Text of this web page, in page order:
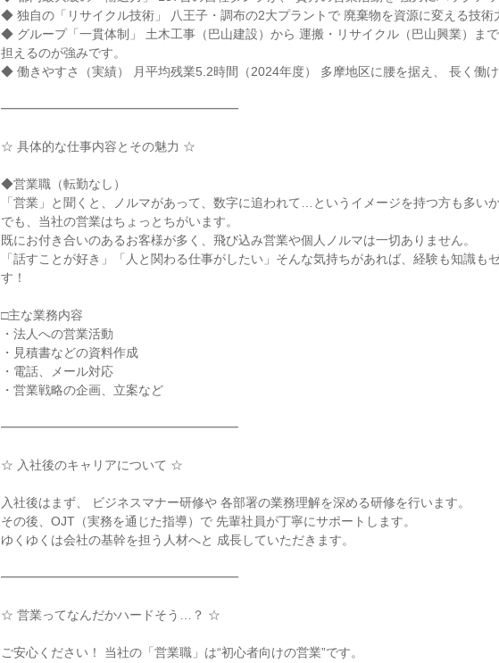
◆ 独自の「リサイクル技術」 八王子・調布の2大プラントで 廃棄物を資源に変える技術
◆ グループ「一貫体制」 土木工事（巴山建設）から 運搬・リサイクル（巴山興業）ま
担えるのが強みです。
◆ 働きやすさ（実績） 月平均残業5.2時間（2024年度） 多摩地区に腰を据え、 長く働
━━━━━━━━━━━━━━━━━━━
☆ 具体的な仕事内容とその魅力 ☆
◆営業職（転勤なし）
「営業」と聞くと、ノルマがあって、数字に追われて…というイメージを持つ方も多い
でも、当社の営業はちょっとちがいます。
既にお付き合いのあるお客様が多く、飛び込み営業や個人ノルマは一切ありません。
「話すことが好き」「人と関わる仕事がしたい」そんな気持ちがあれば、経験も知識も
す！
□主な業務内容
・法人への営業活動
・見積書などの資料作成
・電話、メール対応
・営業戦略の企画、立案など
━━━━━━━━━━━━━━━━━━━
☆ 入社後のキャリアについて ☆
入社後はまず、 ビジネスマナー研修や 各部署の業務理解を深める研修を行います。
その後、OJT（実務を通じた指導）で 先輩社員が丁寧にサポートします。
ゆくゆくは会社の基幹を担う人材へと 成長していただきます。
━━━━━━━━━━━━━━━━━━━
☆ 営業ってなんだかハードそう…？ ☆
ご安心ください！ 当社の「営業職」は“初心者向けの営業”です。